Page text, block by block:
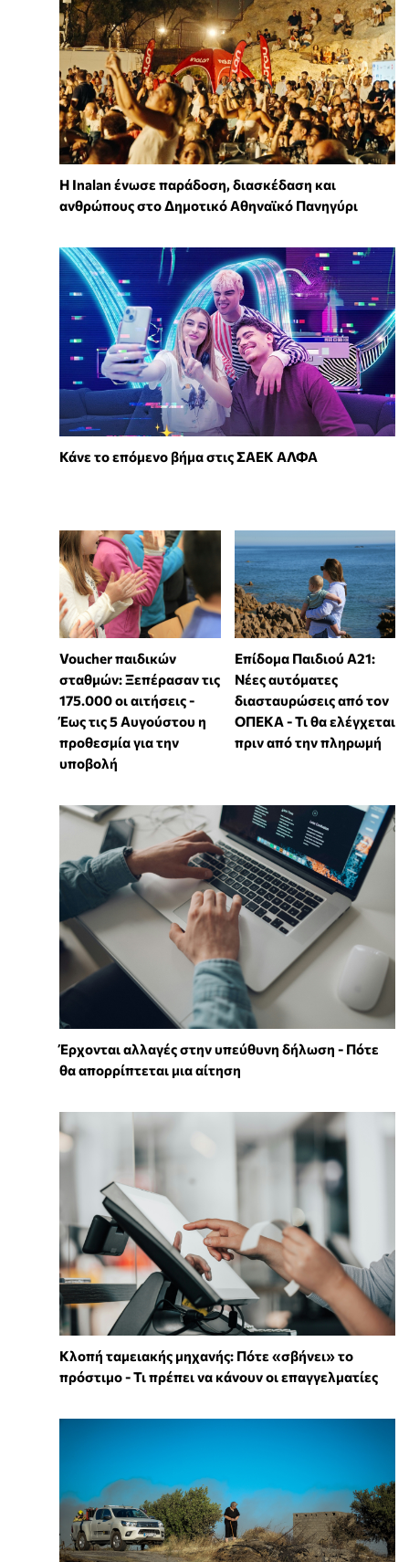
Η Inalan ένωσε παράδοση, διασκέδαση και
ανθρώπους στο Δημοτικό Αθηναϊκό Πανηγύρι
Κάνε το επόμενο βήμα στις ΣΑΕΚ ΑΛΦΑ
Voucher παιδικών
σταθμών: Ξεπέρασαν τις
175.000 οι αιτήσεις -
Έως τις 5 Αυγούστου η
προθεσμία για την
υποβολή
Επίδομα Παιδιού Α21:
Νέες αυτόματες
διασταυρώσεις από τον
ΟΠΕΚΑ - Τι θα ελέγχεται
πριν από την πληρωμή
Έρχονται αλλαγές στην υπεύθυνη δήλωση - Πότε
θα απορρίπτεται μια αίτηση
Κλοπή ταμειακής μηχανής: Πότε «σβήνει» το
πρόστιμο - Τι πρέπει να κάνουν οι επαγγελματίες